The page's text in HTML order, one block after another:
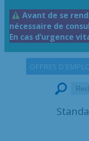
Avant de se
nécessaire de
En cas d’urgence
OFFRES